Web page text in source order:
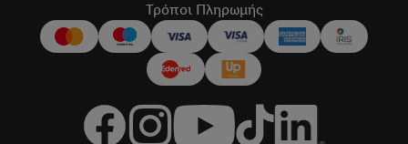
Τρόποι Πληρωμής